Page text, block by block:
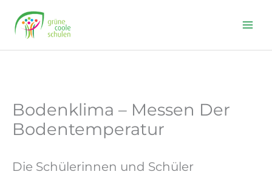
content
Bodenklima – Messen Der
Bodentemperatur
Die Schülerinnen und Schüler